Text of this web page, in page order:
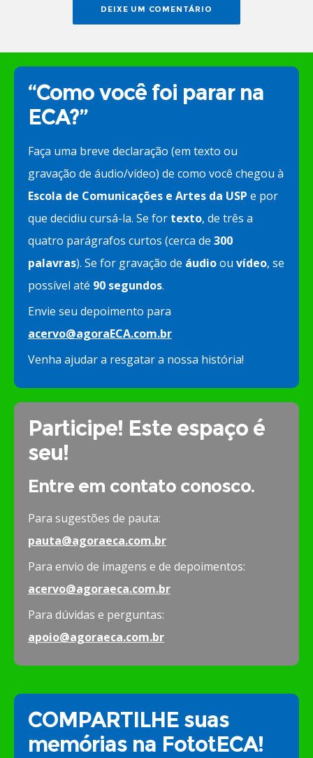
“Como você foi parar na
ECA?”
Faça uma breve declaração (em texto ou
gravação de áudio/vídeo) de como você chegou à
Escola de Comunicações e Artes da USP e por
que decidiu cursá-la. Se for texto, de três a
quatro parágrafos curtos (cerca de 300
palavras). Se for gravação de áudioou vídeo, se
possível até 90 segundos.
Envie seu depoimento para
acervo@agoraECA.com.br
Venha ajudar a resgatar a nossa história!
Participe! Este espaço é
seu!
Entre em contato conosco.
Para sugestões de pauta:
pauta@agoraeca.com.br
Para envio de imagens e de depoimentos:
acervo@agoraeca.com.br
Para dúvidas e perguntas:
apoio@agoraeca.com.br
COMPARTILHE suas
memórias na FototECA!